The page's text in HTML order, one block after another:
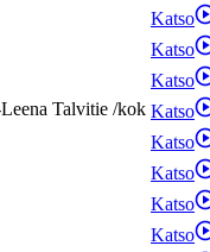
Katso
Katso
Katso
Talvitie /kok Katso
Katso
Katso
Katso
Katso